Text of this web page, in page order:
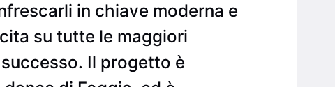
in chiave moderna e
su tutte le maggiori
Il progetto è